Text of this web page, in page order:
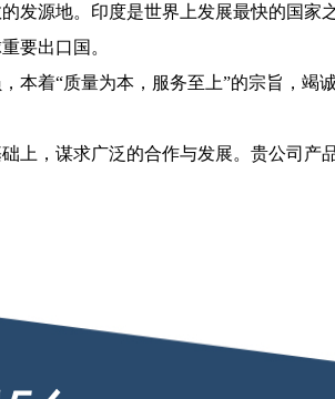
源地。印度是世界上发展最快的国家
要出口国。
本着“质量为本，服务至上”的宗旨，
上，谋求广泛的合作与发展。贵公司